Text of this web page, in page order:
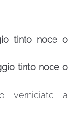
tinto noce o
tinto noce o
verniciato a